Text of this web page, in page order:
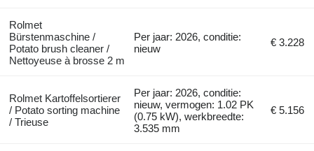
Rolmet
Bürstenmaschine /
Potato brush cleaner /
Nettoyeuse à brosse 2 m
Per jaar: 2026, conditie:
nieuw
€ 3.228
Rolmet Kartoffelsortierer
/ Potato sorting machine
/ Trieuse
Per jaar: 2026, conditie:
nieuw, vermogen: 1.02 PK
(0.75 kW), werkbreedte:
3.535 mm
€ 5.156